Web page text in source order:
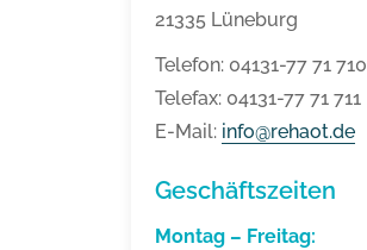
21335 Lüneburg
Telefon: 04131-77 71 710
Telefax: 04131-77 71 711
E-Mail: info@rehaot.de
Geschäftszeiten
Montag – Freitag: